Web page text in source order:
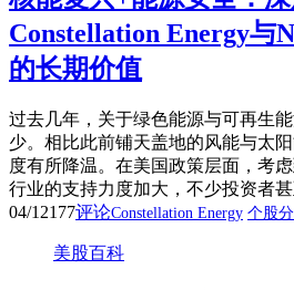
Constellation Energy与
的长期价值
过去几年，关于绿色能源与可再生
少。相比此前铺天盖地的风能与太
度有所降温。在美国政策层面，考
行业的支持力度加大，不少投资者
04/12177评论Constellation Energy 个股
美股百科